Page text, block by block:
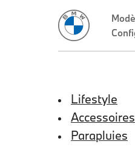
Lifestyle
Accessoires
Parapluies